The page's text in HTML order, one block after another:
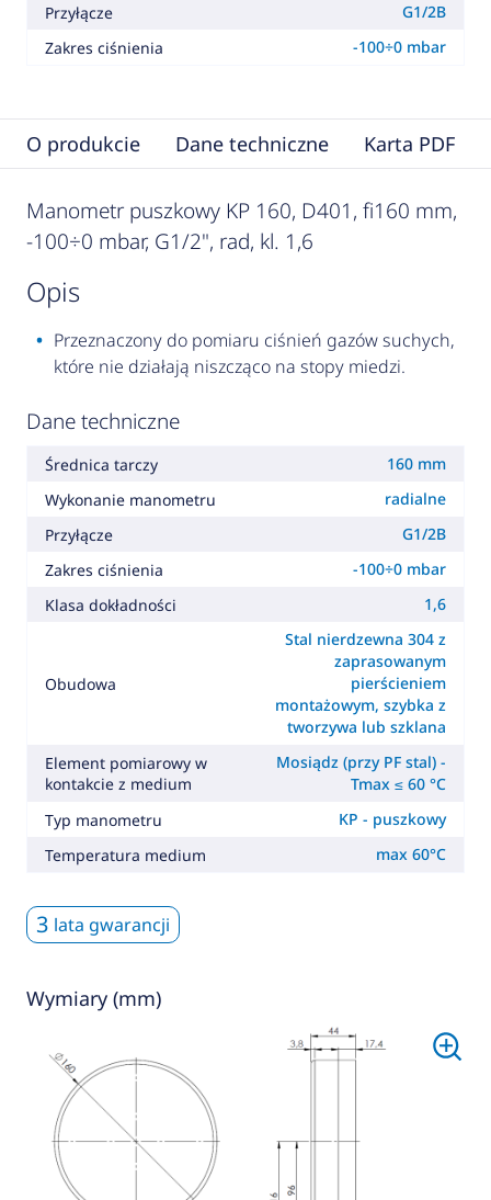
Przyłącze
G1/2B
Zakres ciśnienia
-100÷0 mbar
O produkcie Dane techniczne Karta PDF
Manometr puszkowy KP 160, D401, fi160 mm,
-100÷0 mbar, G1/2", rad, kl. 1,6
opis
Przeznaczony do pomiaru ciśnień gazów suchych,
które nie działają niszcząco na stopy miedzi.
Dane techniczne
Średnica tarczy
160 mm
Wykonanie manometru
radialne
Przyłącze
G1/2B
Zakres ciśnienia
-100÷0 mbar
Klasa dokładności
1,6
Obudowa
Stal nierdzewna 304 z
zaprasowanym
pierścieniem
montażowym, szybka z
tworzywa lub szklana
Element pomiarowy w
kontakcie z medium
Mosiądz (przy PF stal) -
Tmax ≤ 60 °C
Typ manometru
KP - puszkowy
Temperatura medium
max 60°C
3 lata gwarancji
Wymiary (mm)